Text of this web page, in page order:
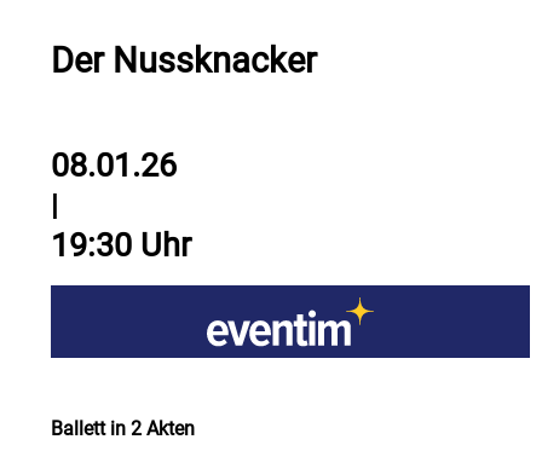
Der Nussknacker
08.01.26
19:30 Uhr
Ballett in 2 Akten